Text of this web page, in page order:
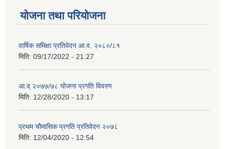
योजना तथा परियोजना
वार्षिक समिक्षा प्रतिवेदन आ.व. २०८०/८१
मिति: 09/17/2022 - 21:27
आ.व् २०७७/७८ योजना प्रगति विवरण
मिति: 12/28/2020 - 13:17
प्रथम चाैमासिक प्रगति प्रतिवेदन २०७८
मिति: 12/04/2020 - 12:54